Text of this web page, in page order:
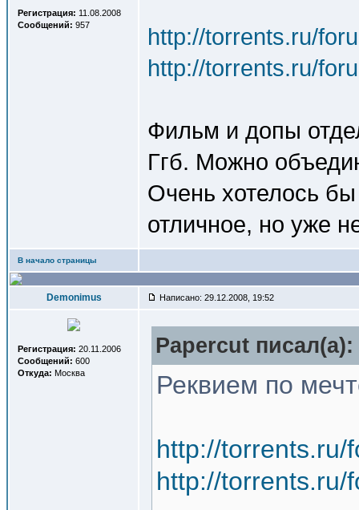
Регистрация: 11.08.2008
Сообщений: 957
http://torrents.ru/
http://torrents.ru/
Фильм и допы
Ггб. Можно
Очень хотелось бы
отличное, но уже
В начало страницы
Demonimus Написано: 29.12.2008, 19:52
Регистрация: 20.11.2006
Сообщений: 600
Откуда: Москва
Papercut писал(a):
Реквием по
http://torrents.ru/
http://torrents.ru/